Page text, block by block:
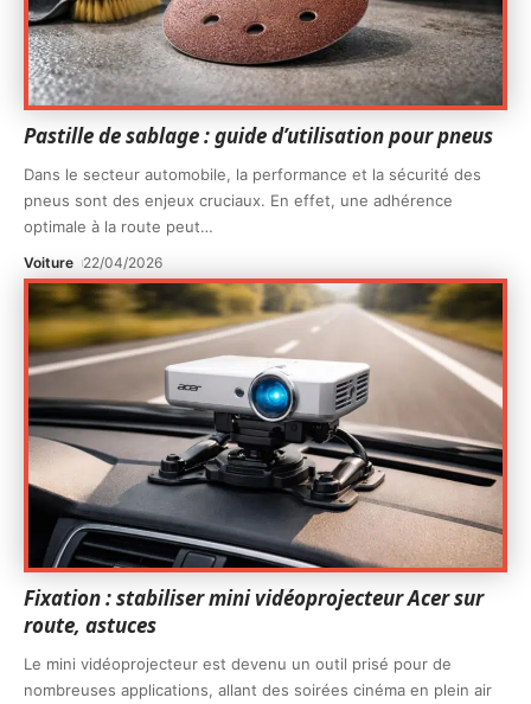
Pastille de sablage : guide d’utilisation pour pneus
Dans le secteur automobile, la performance et la sécurité des
pneus sont des enjeux cruciaux. En effet, une adhérence
optimale à la route peut…
Voiture 22/04/2026
Fixation : stabiliser mini vidéoprojecteur Acer sur
route, astuces
Le mini vidéoprojecteur est devenu un outil prisé pour de
nombreuses applications, allant des soirées cinéma en plein air